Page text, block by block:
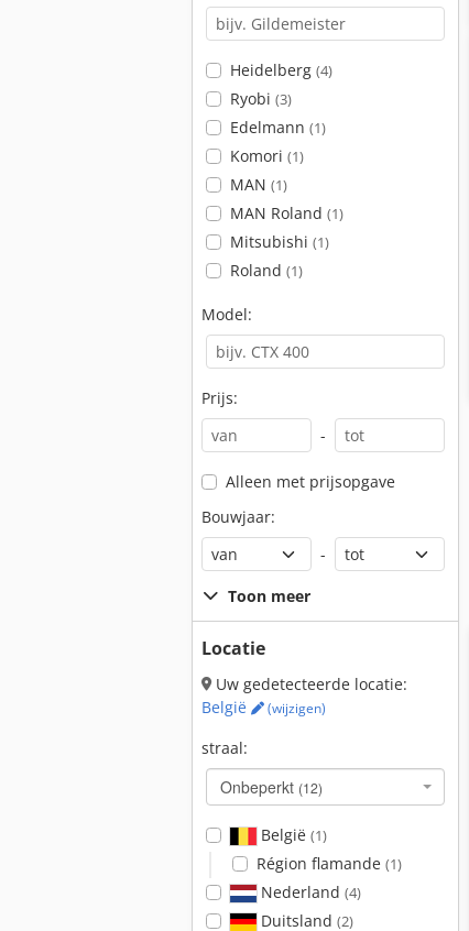
Heidelberg (4)
Ryobi (3)
Edelmann (1)
Komori (1)
MAN (1)
MAN Roland (1)
Mitsubishi (1)
Roland (1)
Model:
Prijs:
-
Alleen met prijsopgave
Bouwjaar:
-
Toon meer
Locatie
Uw gedetecteerde locatie:
België
(wijzigen)
straal:
Onbeperkt (12)
België (1)
Région flamande (1)
Nederland (4)
Duitsland (2)